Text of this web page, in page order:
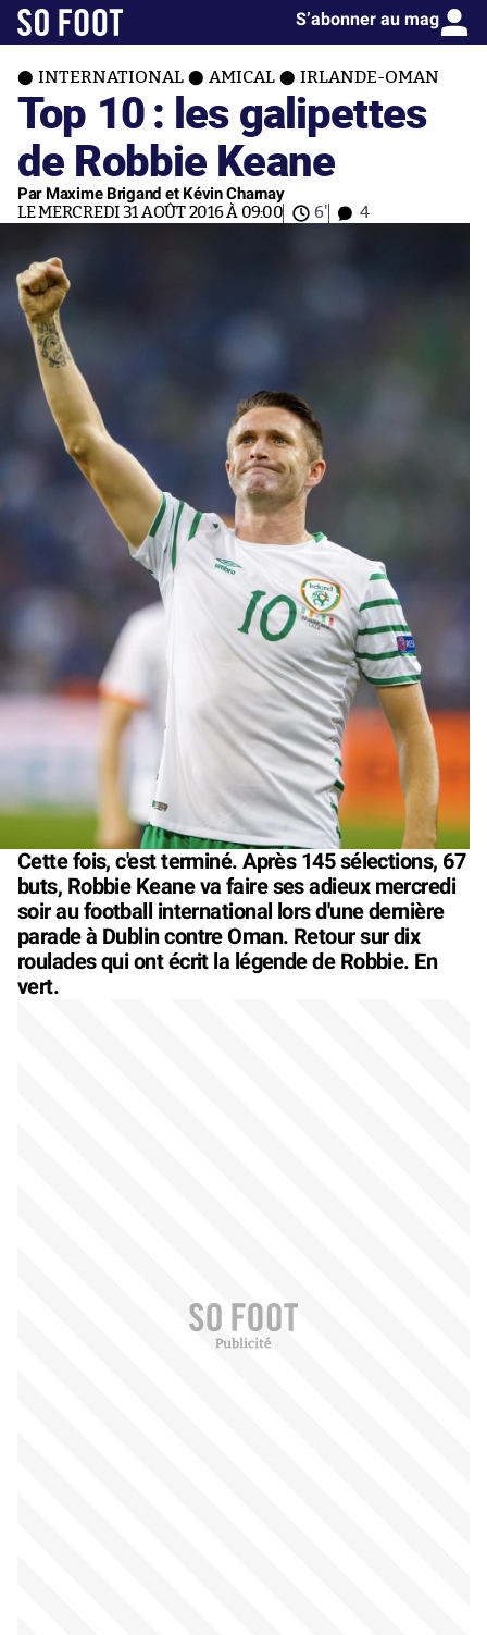
S’abonner au mag
INTERNATIONAL AMICAL IRLANDE-OMAN
Top 10 : les galipettes
de Robbie Keane
Par Maxime Brigand et Kévin Charnay
LE MERCREDI 31 AOÛT 2016 À 09:00 6' 4
Cette fois, c'est terminé. Après 145 sélections, 67
buts, Robbie Keane va faire ses adieux mercredi
soir au football international lors d'une dernière
parade à Dublin contre Oman. Retour sur dix
roulades qui ont écrit la légende de Robbie. En
vert.